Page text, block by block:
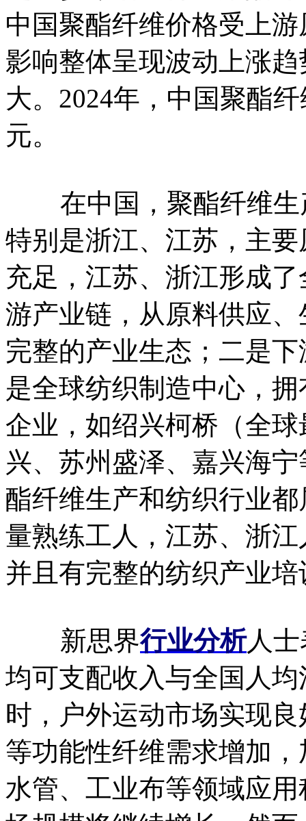
中国聚酯纤维价格受上
影响整体呈现波动上涨
大。2024年，中国聚酯
元。
在中国，聚酯纤维生
特别是浙江、江苏，主
充足，江苏、浙江形成
游产业链，从原料供应
完整的产业生态；二是
是全球纺织制造中心，
企业，如绍兴柯桥（全
兴、苏州盛泽、嘉兴海
酯纤维生产和纺织行业
量熟练工人，江苏、浙
并且有完整的纺织产业
新思界行业分析人
均可支配收入与全国人
时，户外运动市场实现
等功能性纤维需求增加
水管、工业布等领域应